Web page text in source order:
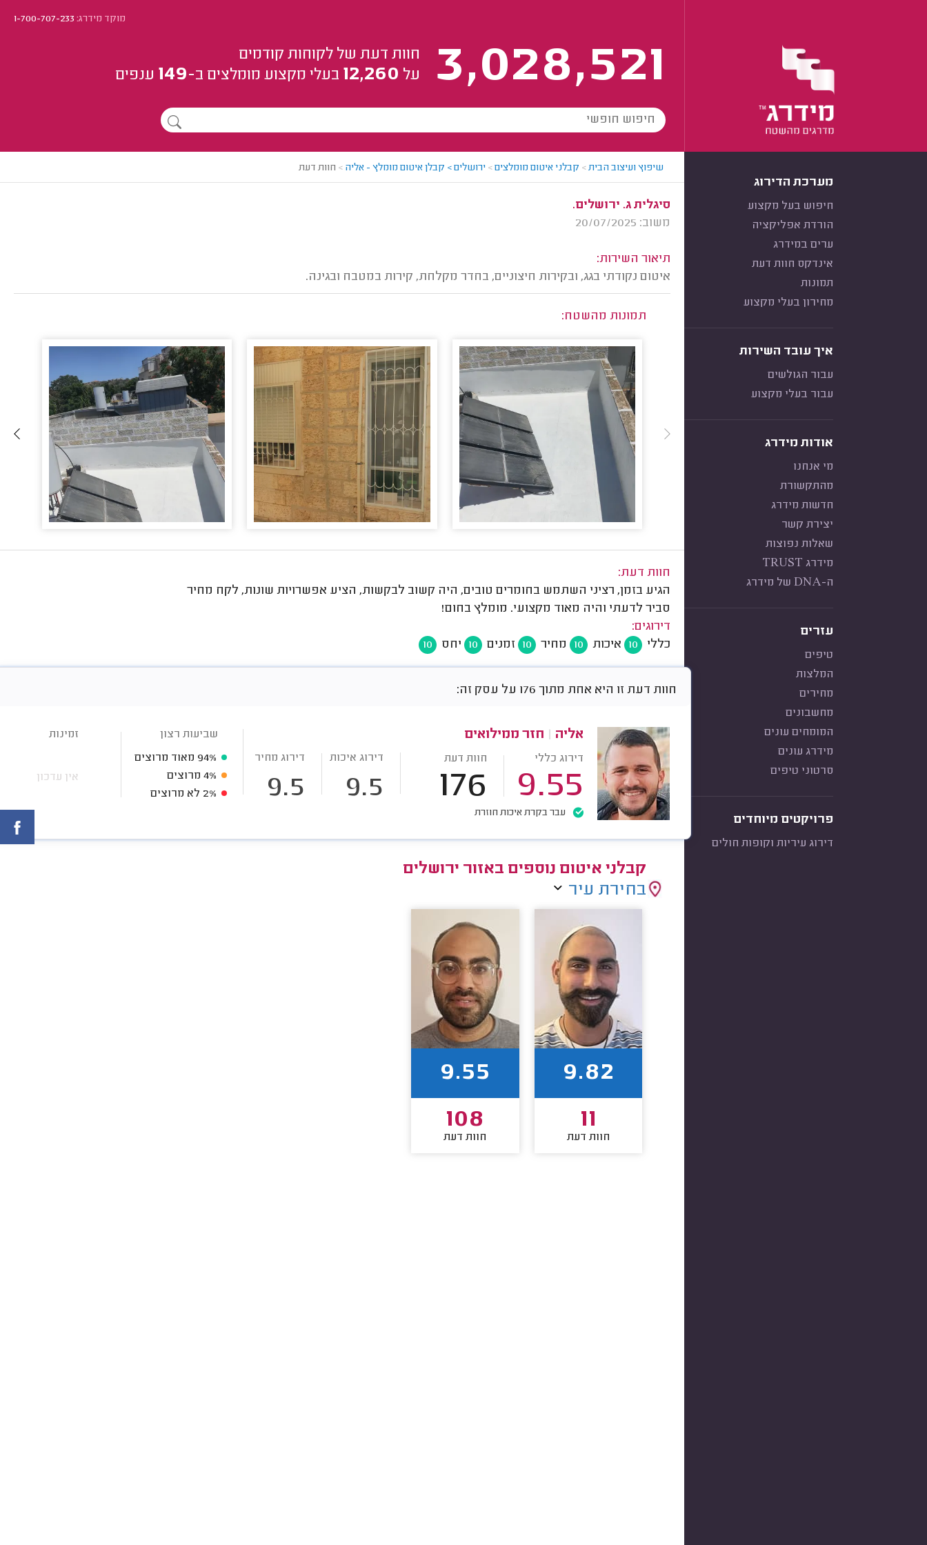
מוקד מידרג:1-700-707-233
3,028,521
חוות דעת של לקוחות קודמים
על 12,260 בעלי מקצוע מומלצים ב-149 ענפים
מערכת הדירוג
חיפוש בעל מקצוע
הורדת אפליקציה
ערים במידרג
אינדקס חוות דעת
תמונות
מחירון בעלי מקצוע
איך עובד השירות
עבור הגולשים
עבור בעלי מקצוע
אודות מידרג
מי אנחנו
מהתקשורת
חדשות מידרג
יצירת קשר
שאלות נפוצות
מידרג TRUST
ה-DNA של מידרג
עזרים
טיפים
המלצות
מחירים
מחשבונים
המומחים עונים
מידרג עונים
סרטוני טיפים
פרויקטים מיוחדים
דירוג עיריות וקופות חולים
שיפוץ ועיצוב הבית> קבלני איטום מומלצים> ירושלים > קבלן איטום מומלץ - אליה > חוות דעת
סיגלית ג. ירושלים.
משוב: 20/07/2025
תיאור השירות:
איטום נקודתי בגג, ובקירות חיצוניים, בחדר מקלחת, קירות במטבח ובגינה.
תמונות מהשטח:
חוות דעת:
הגיע בזמן, רציני השתמש בחומרים טובים, היה קשוב לבקשות, הציע אפשרויות שונות, לקח מחיר
סביר לדעתי והיה מאוד מקצועי. מומלץ בחום!
דירוגים:
כללי
10 איכות 10 מחיר 10 זמנים 10 יחס 10
חוות דעת זו היא אחת מתוך 176 על עסק זה:
אליה חזר ממילואים
דירוג כללי
9.55
חוות דעת
176
דירוג איכות
9.5
דירוג מחיר
9.5
עבר בקרת איכות חוזרת
שביעות רצון
94% מאוד מרוצים
4% מרוצים
2% לא מרוצים
זמינות
אין עדכון
קבלני איטום נוספים באזור ירושלים
בחירת עיר
9.82
11
חוות דעת
9.55
108
חוות דעת